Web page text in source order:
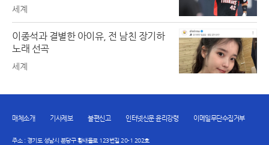
세계
이종석과 결별한 아이유, 전 남친 장기하
노래 선곡
세계
매체소개 기사제보 불편신고 인터넷신문 윤리강령 이메일무단수집거부
주소 : 경기도 성남시 분당구 황새울로 123번길 20-1 202호